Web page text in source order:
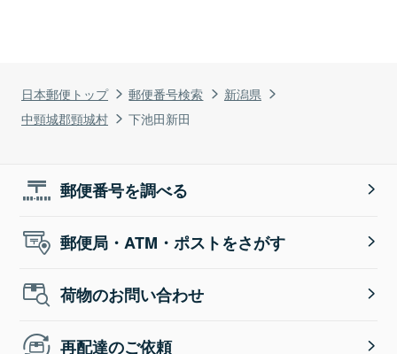
日本郵便トップ 郵便番号検索
新潟県
中頸城郡頸城村
下池田新田
郵便番号を調べる
郵便局・ATM・ポストをさがす
荷物のお問い合わせ
再配達のご依頼